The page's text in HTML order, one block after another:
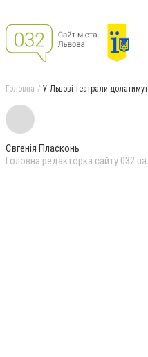
Головна У Львові театрали
Євгенія Пласконь
Головна редакторка сайту 032.ua